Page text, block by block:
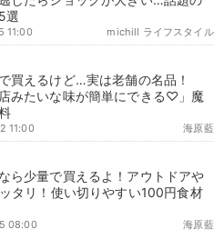
選
michill ライフスタイル
11:00
買えるけど…実は老舗の名品！
店みたいな味が簡単にできる♡」魔
海原藍
11:00
ら少量で買えるよ！アウトドアや
タリ！使い切りやすい100円食材
海原藍
08:00